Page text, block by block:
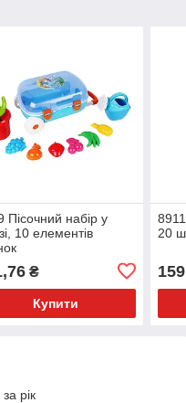
Пісочний набір у
10 елементів
₴
Купити
20
рік